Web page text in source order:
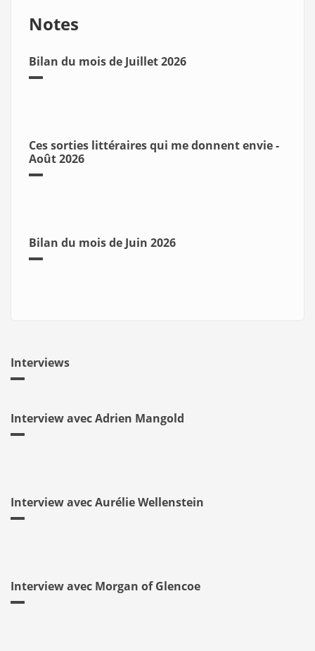
Notes
Bilan du mois de Juillet 2026
Ces sorties littéraires qui me donnent envie -
Août 2026
Bilan du mois de Juin 2026
Interviews
Interview avec Adrien Mangold
Interview avec Aurélie Wellenstein
Interview avec Morgan of Glencoe